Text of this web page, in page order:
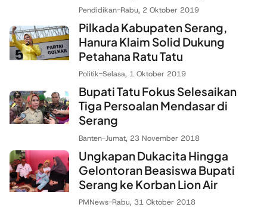
Pendidikan-Rabu, 2 Oktober 2019
Pilkada Kabupaten Serang,
Hanura Klaim Solid Dukung
Petahana Ratu Tatu
Politik-Selasa, 1 Oktober 2019
Bupati Tatu Fokus Selesaikan
Tiga Persoalan Mendasar di
Serang
Banten-Jumat, 23 November 2018
Ungkapan Dukacita Hingga
Gelontoran Beasiswa Bupati
Serang ke Korban Lion Air
PMNews-Rabu, 31 Oktober 2018